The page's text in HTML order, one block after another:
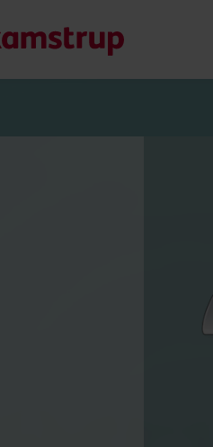
pour un avenir plus vert
le gaspillage d’eau,